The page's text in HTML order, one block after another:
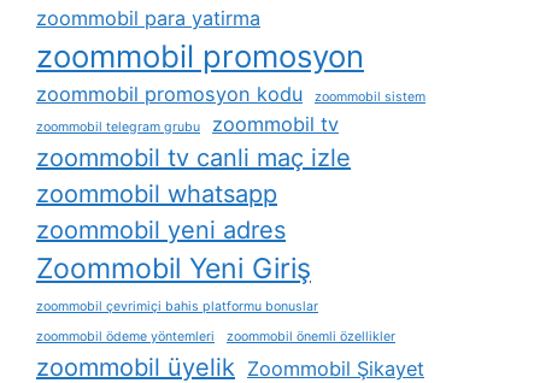
zoommobil para yatirma
zoommobil promosyon
zoommobil promosyon kodu
zoommobil sistem
zoommobil telegram grubu
zoommobil tv
zoommobil tv canli maç izle
zoommobil whatsapp
zoommobil yeni adres
Zoommobil Yeni Giriş
zoommobil çevrimiçi bahis platformu bonuslar
zoommobil ödeme yöntemleri
zoommobil önemli özellikler
zoommobil üyelik Zoommobil Şikayet